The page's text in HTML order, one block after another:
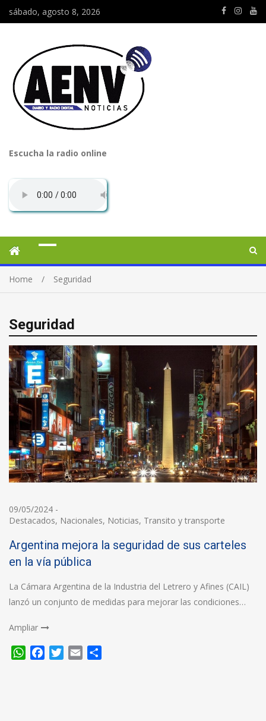
sábado, agosto 8, 2026
Escucha la radio online
Home Seguridad
Seguridad
09/05/2024 -
Destacados, Nacionales, Noticias, Transito y transporte
Argentina mejora la seguridad de sus carteles
en la vía pública
La Cámara Argentina de la Industria del Letrero y Afines (CAIL)
lanzó un conjunto de medidas para mejorar las condiciones…
Ampliar
WhatsApp
FacebookTwitter
Email